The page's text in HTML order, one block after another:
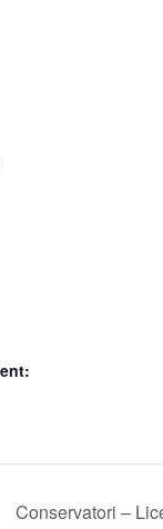
Conservatori –